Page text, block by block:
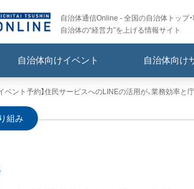
自治体通信Online - 全国の自治体トップ・
自治体の“経営力”を上げる情報サイト
自治体向けイベント 自治体向け
イベント予約】住民サービスへのLINEの活用が、業務効率
組み